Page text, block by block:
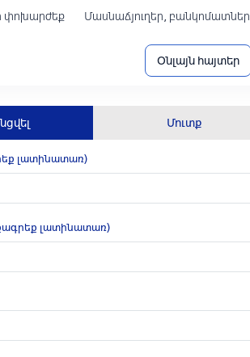
փոխարժեք Մասնաճյուղեր, բանկոմատներ
Օնլայն հայտեր
Մուտք
լատինատառ)
լատինատառ)